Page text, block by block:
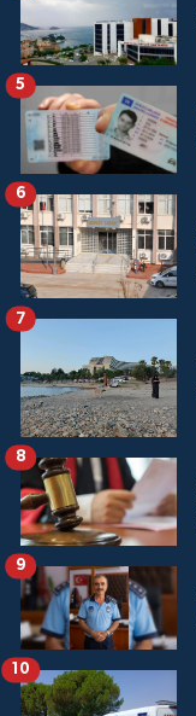
5
6
7
8
9
10